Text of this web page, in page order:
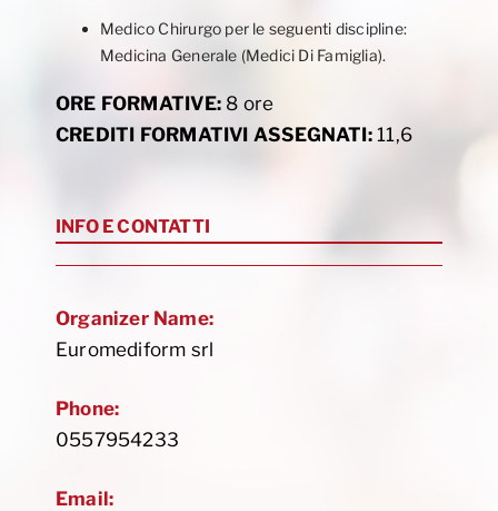
Medico Chirurgo per le seguenti discipline:
Medicina Generale (Medici Di Famiglia).
ORE FORMATIVE:8 ore
CREDITI FORMATIVI ASSEGNATI:11,6
INFO E CONTATTI
Organizer Name:
Euromediform srl
Phone:
0557954233
Email: